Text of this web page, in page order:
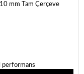
mm Tam Çerçeve
performans